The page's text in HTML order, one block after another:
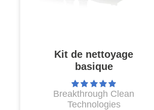
Kit de nettoyage
basique
Breakthrough Clean
Technologies